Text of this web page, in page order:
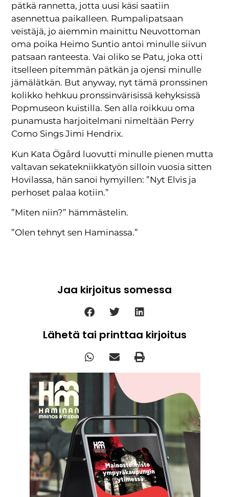
pätkä rannetta, jotta uusi käsi saatiin
asennettua paikalleen. Rumpalipatsaan
veistäjä, jo aiemmin mainittu Neuvottoman
oma poika Heimo Suntio antoi minulle siivun
patsaan ranteesta. Vai oliko se Patu, joka otti
itselleen pitemmän pätkän ja ojensi minulle
jämälätkän. But anyway, nyt tämä pronssinen
kolikko hehkuu pronssinvärisissä kehyksissä
Popmuseon kuistilla. Sen alla roikkuu oma
punamusta harjoitelmani nimeltään Perry
Como Sings Jimi Hendrix.
Kun Kata Ögård luovutti minulle pienen mutta
valtavan sekatekniikkatyön silloin vuosia sitten
Hovilassa, hän sanoi hymyillen: ”Nyt Elvis ja
perhoset palaa kotiin.”
”Miten niin?” hämmästelin.
”Olen tehnyt sen Haminassa.”
Jaa kirjoitus somessa
Lähetä tai printtaa kirjoitus